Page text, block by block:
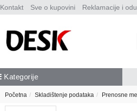
Kontakt Sve o kupovini Reklamacije i
Kategorije
Početna Skladištenje podataka Prenosne